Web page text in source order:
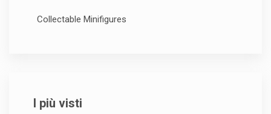
Collectable Minifigures
I più visti